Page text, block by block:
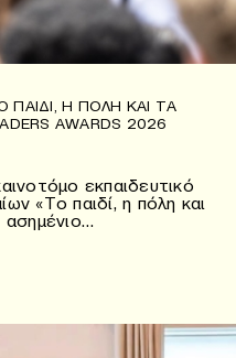
ΠΑΙΔΊ, Η ΠΌΛΗ ΚΑΙ ΤΑ
AWARDS 2026
εκπαιδευτικό
«Το παιδί, η πόλη και